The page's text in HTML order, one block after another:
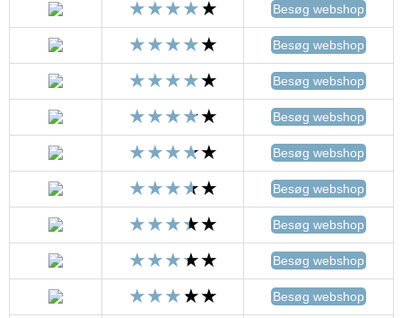
Besøg webshop
Besøg webshop
Besøg webshop
Besøg webshop
Besøg webshop
Besøg webshop
Besøg webshop
Besøg webshop
Besøg webshop